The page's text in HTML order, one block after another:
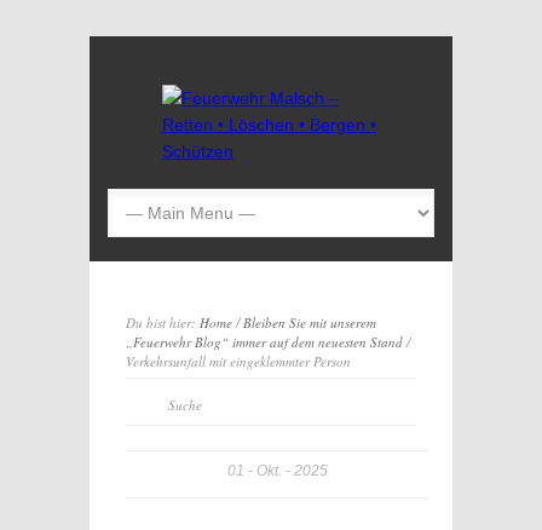
Du bist hier: Home/Bleiben Sie mit unserem
„Feuerwehr Blog“ immer auf dem neuesten Stand/
Verkehrsunfall mit eingeklemmter Person
01 Okt. 2025